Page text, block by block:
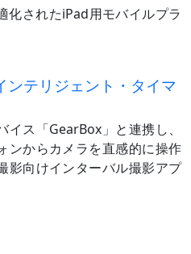
化されたiPad用モバイルプラ
ンテリジェント・タイマ
イス「GearBox」と連携し、
ンからカメラを直感的に操作
影向けインターバル撮影アプ